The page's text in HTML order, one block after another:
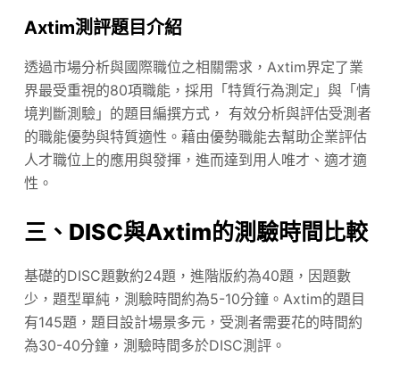
Axtim測評題目介紹
透過市場分析與國際職位之相關需求，Axtim界定了業
界最受重視的80項職能，採用「特質行為測定」與「情
境判斷測驗」的題目編撰方式， 有效分析與評估受測者
的職能優勢與特質適性。藉由優勢職能去幫助企業評估
人才職位上的應用與發揮，進而達到用人唯才、適才適
性。
三、DISC與Axtim的測驗時間比較
基礎的DISC題數約24題，進階版約為40題，因題數
少，題型單純，測驗時間約為5-10分鐘。Axtim的題目
有145題，題目設計場景多元，受測者需要花的時間約
為30-40分鐘，測驗時間多於DISC測評。